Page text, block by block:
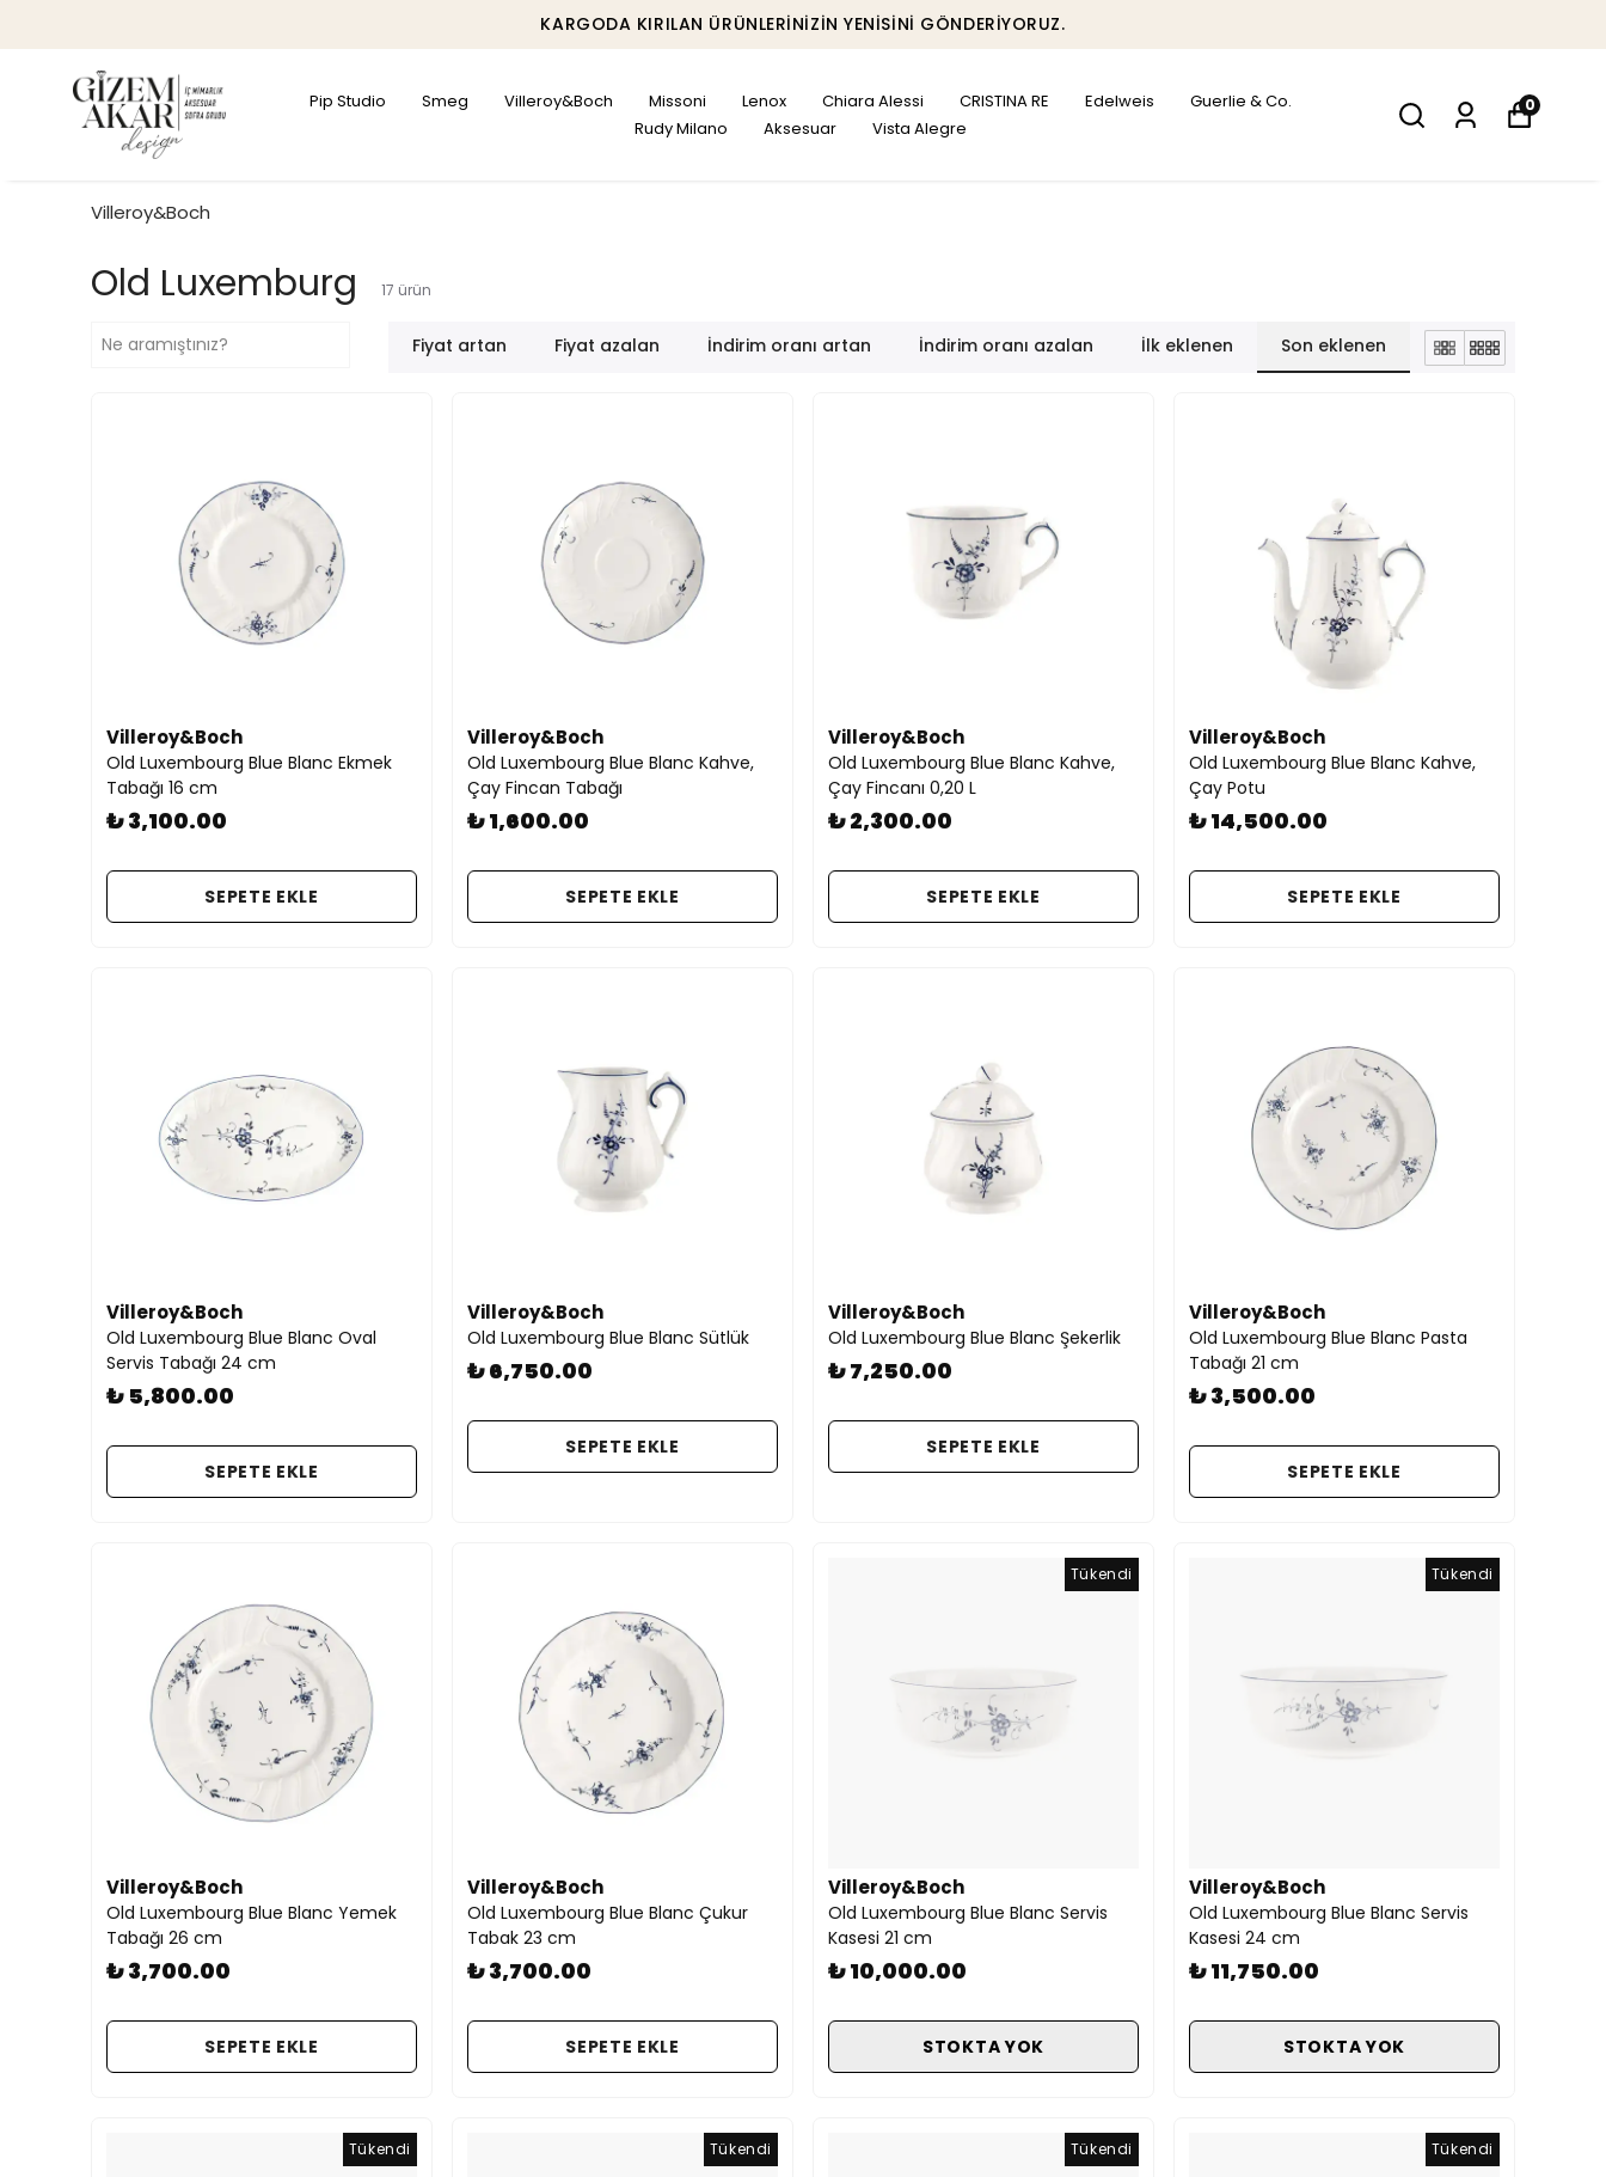
KARGODA KIRILAN ÜRÜNLERINIZIN YENISINI GÖNDERIYORUZ.
Pip Studio Smeg Villeroy&Boch Missoni Lenox Chiara Alessi CRISTINA RE Edelweis
Guerlie & Co.
Rudy Milano
Aksesuar Vista Alegre
0
Villeroy&Boch
Old Luxemburg 17 ürün
Fiyat artan Fiyat azalan İndirim oranı artan İndirim oranı azalan İlk eklenen Son eklenen
Villeroy&Boch
Old Luxembourg Blue Blanc Ekmek
Tabağı 16 cm
₺ 3,100.00
SEPETE EKLE
Villeroy&Boch
Old Luxembourg Blue Blanc Kahve,
Çay Fincan Tabağı
₺ 1,600.00
SEPETE EKLE
Villeroy&Boch
Old Luxembourg Blue Blanc Kahve,
Çay Fincanı 0,20 L
₺ 2,300.00
SEPETE EKLE
Villeroy&Boch
Old Luxembourg Blue Blanc Kahve,
Çay Potu
₺ 14,500.00
SEPETE EKLE
Villeroy&Boch
Old Luxembourg Blue Blanc Oval
Servis Tabağı 24 cm
₺ 5,800.00
SEPETE EKLE
Villeroy&Boch
Old Luxembourg Blue Blanc Sütlük
₺ 6,750.00
SEPETE EKLE
Villeroy&Boch
Old Luxembourg Blue Blanc Şekerlik
₺ 7,250.00
SEPETE EKLE
Villeroy&Boch
Old Luxembourg Blue Blanc Pasta
Tabağı 21 cm
₺ 3,500.00
SEPETE EKLE
Villeroy&Boch
Old Luxembourg Blue Blanc Yemek
Tabağı 26 cm
₺ 3,700.00
SEPETE EKLE
Villeroy&Boch
Old Luxembourg Blue Blanc Çukur
Tabak 23 cm
₺ 3,700.00
SEPETE EKLE
Tükendi
Villeroy&Boch
Old Luxembourg Blue Blanc Servis
Kasesi 21 cm
₺ 10,000.00
STOKTA YOK
Tükendi
Villeroy&Boch
Old Luxembourg Blue Blanc Servis
Kasesi 24 cm
₺ 11,750.00
STOKTA YOK
Tükendi Tükendi Tükendi Tükendi